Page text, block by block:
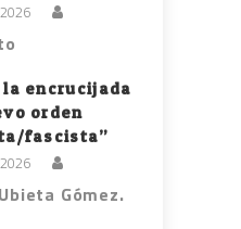
la encrucijada
orden
fascista”
Gómez.